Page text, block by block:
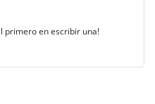
primero en escribir una!